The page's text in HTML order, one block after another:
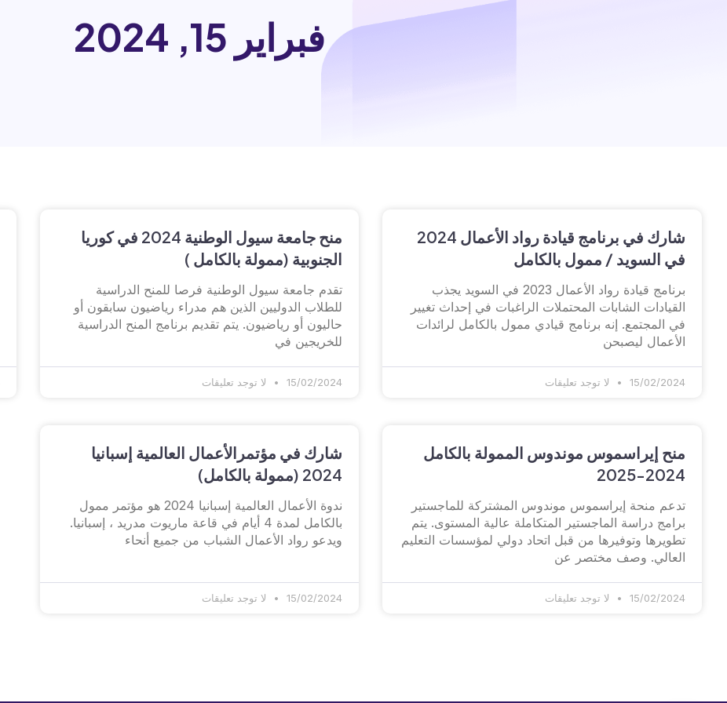
فبراير 15, 2024
شارك في برنامج قيادة رواد الأعمال 2024
في السويد / ممول بالكامل
برنامج قيادة رواد الأعمال 2023 في السويد يجذب
القيادات الشابات المحتملات الراغبات في إحداث تغيير
في المجتمع. إنه برنامج قيادي ممول بالكامل لرائدات
الأعمال ليصبحن
15/02/2024 لا توجد تعليقات
منح جامعة سيول الوطنية 2024 في كوريا
الجنوبية (ممولة بالكامل )
تقدم جامعة سيول الوطنية فرصا للمنح الدراسية
للطلاب الدوليين الذين هم مدراء رياضيون سابقون أو
حاليون أو رياضيون. يتم تقديم برنامج المنح الدراسية
للخريجين في
15/02/2024 لا توجد تعليقات
منح إيراسموس موندوس الممولة بالكامل
2024-2025
تدعم منحة إيراسموس موندوس المشتركة للماجستير
برامج دراسة الماجستير المتكاملة عالية المستوى. يتم
تطويرها وتوفيرها من قبل اتحاد دولي لمؤسسات التعليم
العالي. وصف مختصر عن
15/02/2024 لا توجد تعليقات
شارك في مؤتمرالأعمال العالمية إسبانيا
2024 (ممولة بالكامل)
ندوة الأعمال العالمية إسبانيا 2024 هو مؤتمر ممول
بالكامل لمدة 4 أيام في قاعة ماريوت مدريد ، إسبانيا.
ويدعو رواد الأعمال الشباب من جميع أنحاء
15/02/2024 لا توجد تعليقات